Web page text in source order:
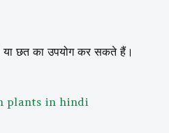
या छत का उपयोग कर सकते हैं।
plants in hindi